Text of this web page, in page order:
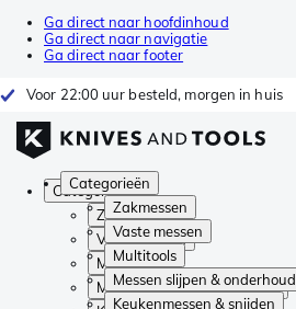
Ga direct naar hoofdinhoud
Ga direct naar navigatie
Ga direct naar footer
Voor 22:00 uur besteld, morgen in huis
Categorieën
Zakmessen
Vaste messen
Multitools
Messen slijpen & onderhoud
Keukenmessen & snijden
Categorieën
Zakmessen
Vaste messen
Multitools
Messen slijpen & onderhoud